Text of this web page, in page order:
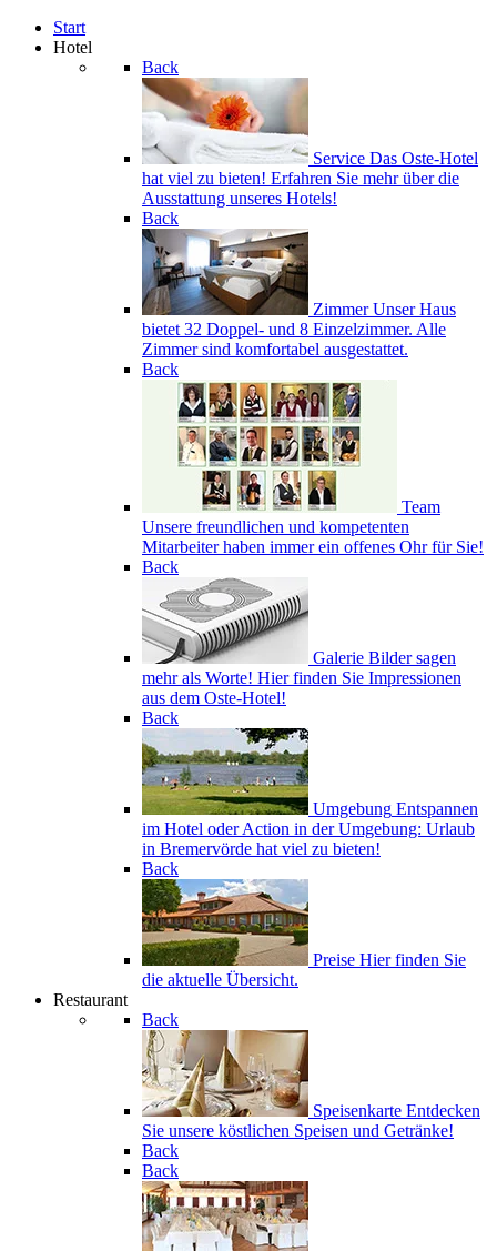
Start
Hotel
Back
Service Das Oste-Hotel
hat viel zu bieten! Erfahren Sie mehr über die
Ausstattung unseres Hotels!
Back
Zimmer Unser Haus
bietet 32 Doppel- und 8 Einzelzimmer. Alle
Zimmer sind komfortabel ausgestattet.
Back
Team
Unsere freundlichen und kompetenten
Mitarbeiter haben immer ein offenes Ohr für Sie!
Back
Galerie Bilder sagen
mehr als Worte! Hier finden Sie Impressionen
aus dem Oste-Hotel!
Back
Umgebung Entspannen
im Hotel oder Action in der Umgebung: Urlaub
in Bremervörde hat viel zu bieten!
Back
Preise Hier finden Sie
die aktuelle Übersicht.
Restaurant
Back
Speisenkarte Entdecken
Sie unsere köstlichen Speisen und Getränke!
Back
Back